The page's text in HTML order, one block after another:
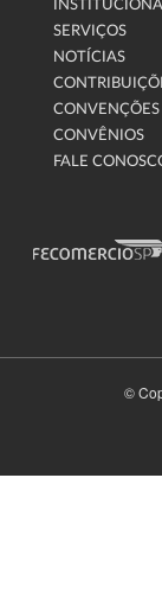
SERVIÇOS
NOTÍCIAS
CONVÊNIOS
FALE
©